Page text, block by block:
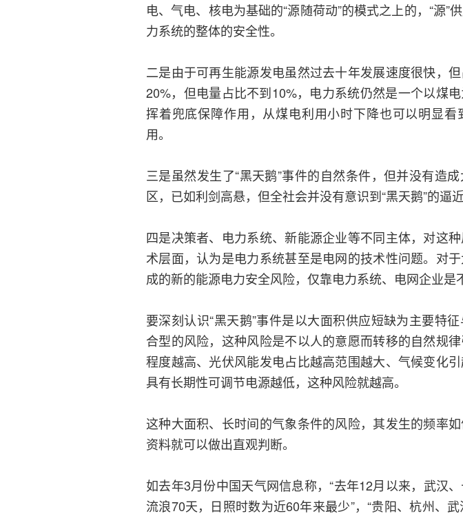
电、气电、核电为基础的“源随荷动”的模式之上的，“源”
力系统的整体的安全性。
二是由于可再生能源发电虽然过去十年发展速度很快，
20%，但电量占比不到10%，电力系统仍然是一个以煤
挥着兜底保障作用，从煤电利用小时下降也可以明显
用。
三是虽然发生了“黑天鹅”事件的自然条件，但并没有造
区，已如利剑高悬，但全社会并没有意识到“黑天鹅”的逼近
四是决策者、电力系统、新能源企业等不同主体，对这
术层面，认为是电力系统甚至是电网的技术性问题。对
成的新的能源电力安全风险，仅靠电力系统、电网企业是
要深刻认识“黑天鹅”事件是以大面积供应短缺为主要特
合型的风险，这种风险是不以人的意愿而转移的自然规
程度越高、光伏风能发电占比越高范围越大、气候变化引
具有长期性可调节电源越低，这种风险就越高。
这种大面积、长时间的气象条件的风险，其发生的频率
资料就可以做出直观判断。
如去年3月份中国天气网信息称，“去年12月以来，武汉
流浪70天，日照时数为近60年来最少”，“贵阳、杭州、